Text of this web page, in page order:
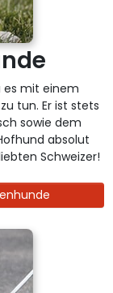
es mit einem
tun. Er ist stets
sowie dem
absolut
Schweizer!